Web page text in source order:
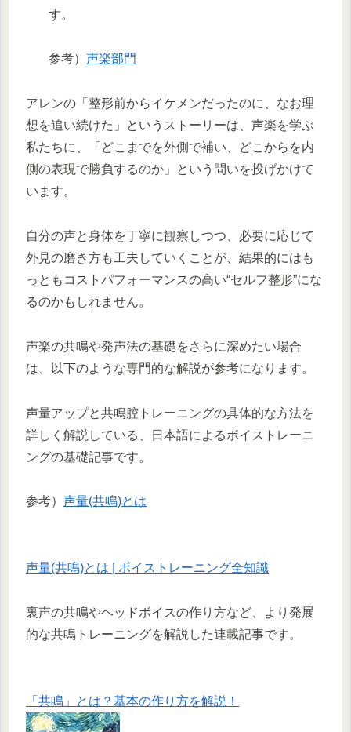
す。
参考）声楽部門
アレンの「整形前からイケメンだったのに、なお理
想を追い続けた」というストーリーは、声楽を学ぶ
私たちに、「どこまでを外側で補い、どこからを内
側の表現で勝負するのか」という問いを投げかけて
います。
自分の声と身体を丁寧に観察しつつ、必要に応じて
外見の磨き方も工夫していくことが、結果的にはも
っともコストパフォーマンスの高い“セルフ整形”にな
るのかもしれません。
声楽の共鳴や発声法の基礎をさらに深めたい場合
は、以下のような専門的な解説が参考になります。
声量アップと共鳴腔トレーニングの具体的な方法を
詳しく解説している、日本語によるボイストレーニ
ングの基礎記事です。
参考） 声量(共鳴)とは
声量(共鳴)とは | ボイストレーニング全知識
裏声の共鳴やヘッドボイスの作り方など、より発展
的な共鳴トレーニングを解説した連載記事です。
「共鳴」とは？基本の作り方を解説！